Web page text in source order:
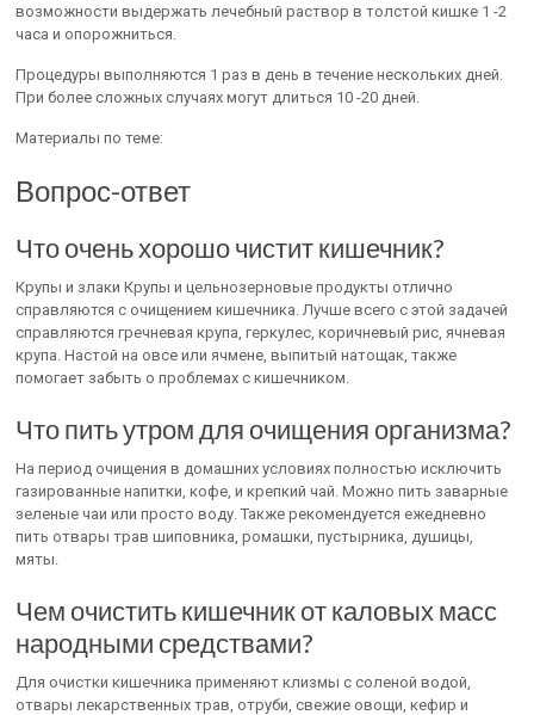
возможности выдержать лечебный раствор в толстой кишке 1 -2
часа и опорожниться.
Процедуры выполняются 1 раз в день в течение нескольких дней.
При более сложных случаях могут длиться 10 -20 дней.
Материалы по теме:
Вопрос-ответ
Что очень хорошо чистит кишечник?
Крупы и злаки Крупы и цельнозерновые продукты отлично
справляются с очищением кишечника. Лучше всего с этой задачей
справляются гречневая крупа, геркулес, коричневый рис, ячневая
крупа. Настой на овсе или ячмене, выпитый натощак, также
помогает забыть о проблемах с кишечником.
Что пить утром для очищения организма?
На период очищения в домашних условиях полностью исключить
газированные напитки, кофе, и крепкий чай. Можно пить заварные
зеленые чаи или просто воду. Также рекомендуется ежедневно
пить отвары трав шиповника, ромашки, пустырника, душицы,
мяты.
Чем очистить кишечник от каловых масс
народными средствами?
Для очистки кишечника применяют клизмы с соленой водой,
отвары лекарственных трав, отруби, свежие овощи, кефир и